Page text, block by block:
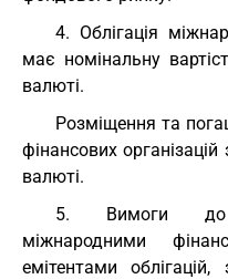
4. Облігація
має номінальну
валюті.
Розміщення та
фінансових
валюті.
5. Вимоги до
міжнародними
емітентами